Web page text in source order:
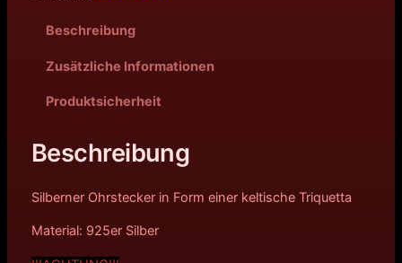
Beschreibung
Zusätzliche Informationen
Produktsicherheit
Beschreibung
Silberner Ohrstecker in Form einer keltische Triquetta
Material: 925er Silber